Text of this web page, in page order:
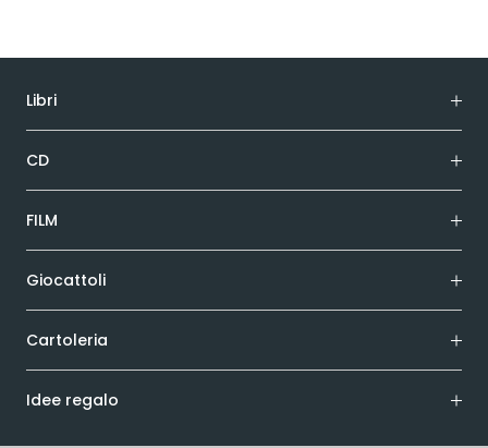
Libri
CD
FILM
Giocattoli
Cartoleria
Idee regalo